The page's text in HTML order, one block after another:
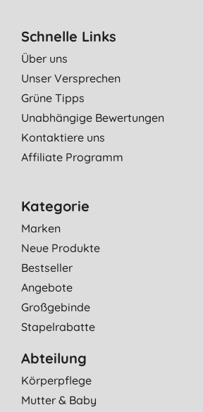
Schnelle Links
Über uns
Unser Versprechen
Grüne Tipps
Unabhängige Bewertungen
Kontaktiere uns
Affiliate Programm
Kategorie
Marken
Neue Produkte
Bestseller
Angebote
Großgebinde
Stapelrabatte
Abteilung
Körperpflege
Mutter & Baby